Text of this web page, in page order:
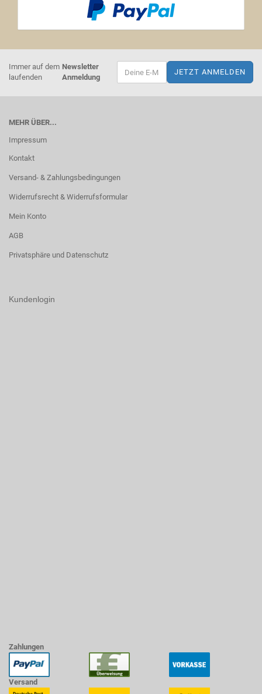
Immer auf dem
laufenden
Newsletter
Anmeldung
MEHR ÜBER...
Impressum
Kontakt
Versand- & Zahlungsbedingungen
Widerrufsrecht & Widerrufsformular
Mein Konto
AGB
Privatsphäre und Datenschutz
Kundenlogin
Zahlungen
Versand